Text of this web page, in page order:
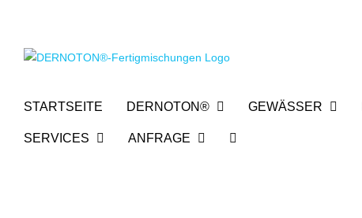
springen
STARTSEITE DERNOTON® GEWÄSSER
SERVICES ANFRAGE